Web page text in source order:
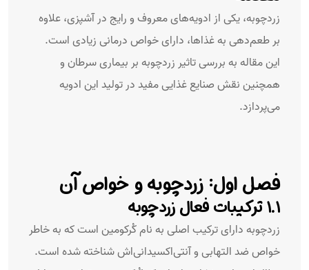
زردچوبه، یکی از ادویه‌های معروف و رایج در آشپزی، علاوه
بر طعم‌دهی به غذاها، دارای خواص درمانی زیادی است.
این مقاله به بررسی تاثیر زردچوبه بر بیماری سرطان و
همچنین نقش صنایع غذایی مفید در تولید این ادویه
می‌پردازد.
فصل اول: زردچوبه و خواص آن
۱.۱ ترکیبات فعال زردچوبه
زردچوبه دارای ترکیب اصلی به نام کُرکومین است که به خاطر
خواص ضد التهابی و آنتی‌اکسیدانی‌اش شناخته شده است.